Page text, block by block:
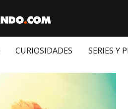
CURIOSIDADES SERIES Y